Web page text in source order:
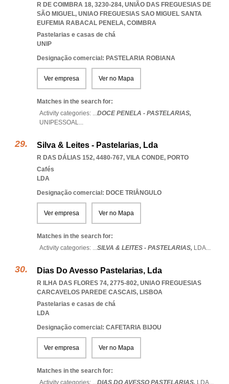
R DE COIMBRA 18, 3230-284, UNIÃO DAS FREGUESIAS DE
SÃO MIGUEL, UNIAO FREGUESIAS SAO MIGUEL SANTA
EUFEMIA RABACAL PENELA, COIMBRA
Pastelarias e casas de chá
UNIP
Designação comercial: PASTELARIA ROBIANA
Ver empresa Ver no Mapa
Matches in the search for:
Activity categories: ...DOCE PENELA - PASTELARIAS,
UNIPESSOAL...
Silva & Leites - Pastelarias, Lda
R DAS DÁLIAS 152, 4480-767, VILA CONDE, PORTO
Cafés
LDA
Designação comercial: DOCE TRIÂNGULO
Ver empresa Ver no Mapa
Matches in the search for:
Activity categories: ...SILVA & LEITES - PASTELARIAS, LDA...
Dias Do Avesso Pastelarias, Lda
R ILHA DAS FLORES 74, 2775-802, UNIAO FREGUESIAS
CARCAVELOS PAREDE CASCAIS, LISBOA
Pastelarias e casas de chá
LDA
Designação comercial: CAFETARIA BIJOU
Ver empresa Ver no Mapa
Matches in the search for:
Activity categories: ...DIAS DO AVESSO PASTELARIAS, LDA...